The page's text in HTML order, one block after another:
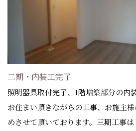
二期・内装工完了
照明器具取付完了、1階増築部分の内
お住まい頂きながらの工事、お施主
めさせて頂いております。三期工事